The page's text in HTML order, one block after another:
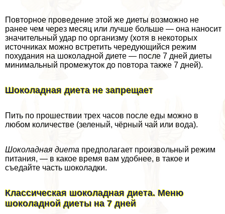
Повторное проведение этой же диеты возможно не
ранее чем через месяц или лучше больше — она наносит
значительный удар по организму (хотя в некоторых
источниках можно встретить чередующийся режим
похудания на шоколадной диете — после 7 дней диеты
минимальный промежуток до повтора также 7 дней).
Шоколадная диета не запрещает
Пить по прошествии трех часов после еды можно в
любом количестве (зеленый, чёрный чай или вода).
Шоколадная диета предполагает произвольный режим
питания, — в какое время вам удобнее, в такое и
съедайте часть шоколадки.
Классическая шоколадная диета. Меню
шоколадной диеты на 7 дней